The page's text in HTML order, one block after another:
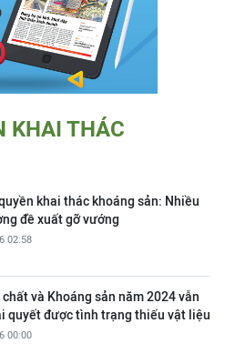
KHAI THÁC
khai thác khoáng sản: Nhiều
đề xuất gỡ vướng
02:58
và Khoáng sản năm 2024 vẫn
quyết được tình trạng thiếu vật liệu
00:00